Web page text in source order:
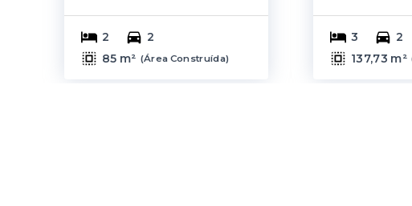
2
2
85 m² (Área Construída)
3
2
137,73 m²